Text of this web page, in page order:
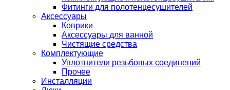
Фитинги для полотенцесушителей
Аксессуары
Коврики
Аксессуары для ванной
Чистящие средства
Комплектующие
Уплотнители резьбовых соединений
Прочее
Инсталляции